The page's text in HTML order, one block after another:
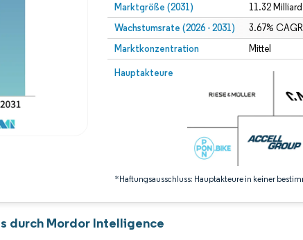
Marktgröße (2031) 11.32
Wachstumsrate (2026 - 2031) 3.67% CAGR
Marktkonzentration Mittel
Hauptakteure
*Haftungsausschluss: Hauptakteure in keiner
Bild © Mordor Intelligence. Wiederverwendung
Wiederverwendung erfordert Namensnennung gemäß CC BY 4.0.
durch Mordor Intelligence